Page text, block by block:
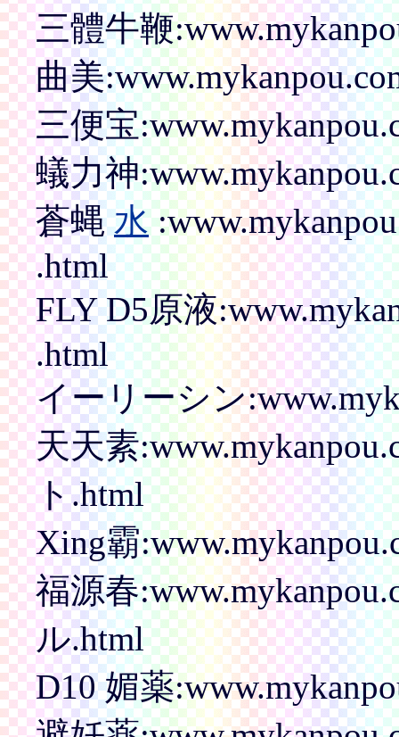
三體牛鞭
曲美
三便宝
蟻力神
蒼蝿水
.html
FLY D5原液
.html
イーリーシン
天天素
ト.html
Xing霸
福源春
ル.html
D10 媚薬